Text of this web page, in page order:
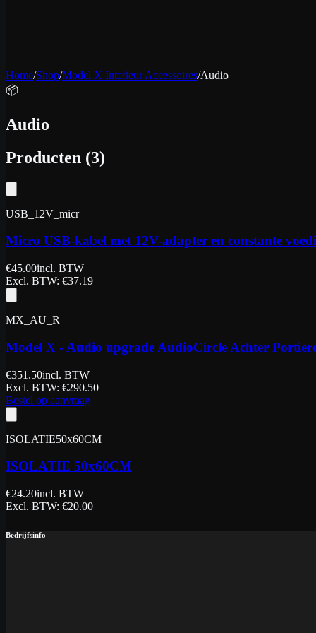
Home/Shop/Model X Interieur Accessoires/Audio
📦
Audio
Producten (3)
USB_12V_micr
Micro USB-kabel met 12V-adapter en constante
€45.00incl. BTW
Excl. BTW: €37.19
MX_AU_R
Model X - Audio upgrade AudioCircle Achter
€351.50incl. BTW
Excl. BTW: €290.50
Bestel op aanvraag
ISOLATIE50x60CM
ISOLATIE 50x60CM
€24.20incl. BTW
Excl. BTW: €20.00
Bedrijfsinfo